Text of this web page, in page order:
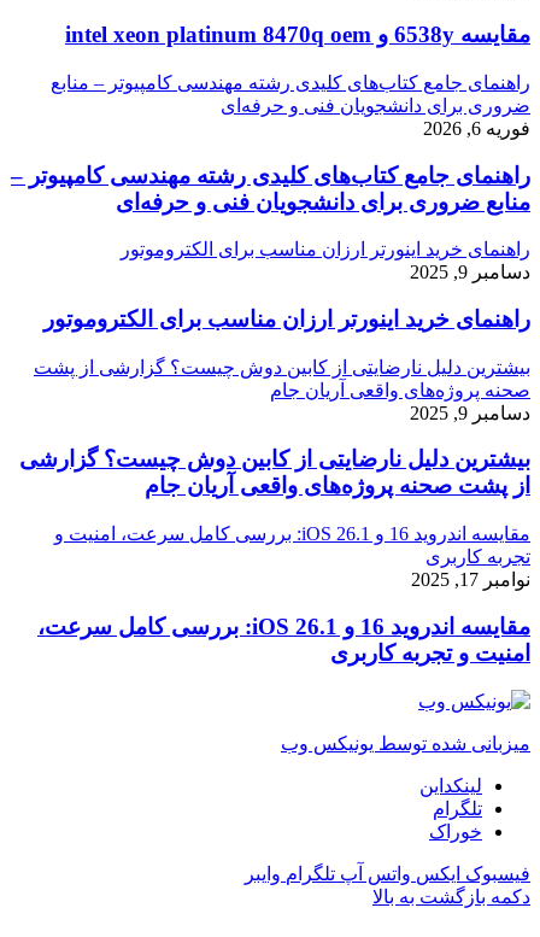
مقایسه 6538y و intel xeon platinum 8470q oem
راهنمای جامع کتاب‌های کلیدی رشته مهندسی کامپیوتر – منابع
ضروری برای دانشجویان فنی و حرفه‌ای
فوریه 6, 2026
راهنمای جامع کتاب‌های کلیدی رشته مهندسی کامپیوتر –
منابع ضروری برای دانشجویان فنی و حرفه‌ای
راهنمای خرید اینورتر ارزان مناسب برای الکتروموتور
دسامبر 9, 2025
راهنمای خرید اینورتر ارزان مناسب برای الکتروموتور
بیشترین دلیل نارضایتی از کابین دوش چیست؟ گزارشی از پشت
صحنه پروژه‌های واقعی آریان جام
دسامبر 9, 2025
بیشترین دلیل نارضایتی از کابین دوش چیست؟ گزارشی
از پشت صحنه پروژه‌های واقعی آریان جام
مقایسه اندروید 16 و iOS 26.1: بررسی کامل سرعت، امنیت و
تجربه کاربری
نوامبر 17, 2025
مقایسه اندروید 16 و iOS 26.1: بررسی کامل سرعت،
امنیت و تجربه کاربری
میزبانی شده توسط یونیکس وب
لینکداین
تلگرام
خوراک
فیسبوک ایکس واتس آپ تلگرام وایبر
دکمه بازگشت به بالا